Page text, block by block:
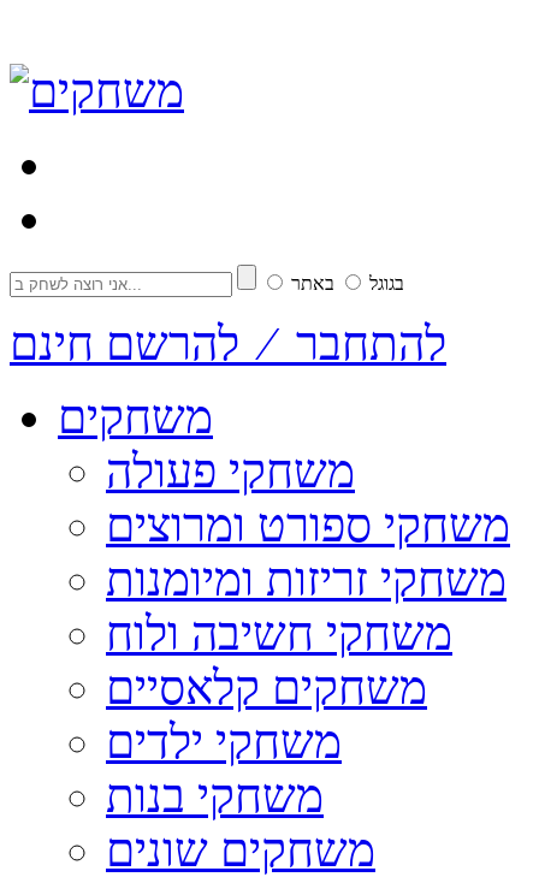
בגוגל באתר
להתחבר ⁄ להרשם חינם
משחקים
משחקי פעולה
משחקי ספורט ומרוצים
משחקי זריזות ומיומנות
משחקי חשיבה ולוח
משחקים קלאסיים
משחקי ילדים
משחקי בנות
משחקים שונים